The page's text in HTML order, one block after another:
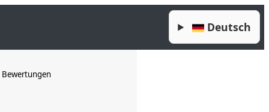
Deutsch
Bewertungen